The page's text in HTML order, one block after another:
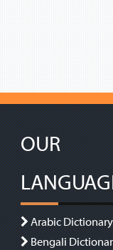
OUR
Arabic Dictionary
Bengali